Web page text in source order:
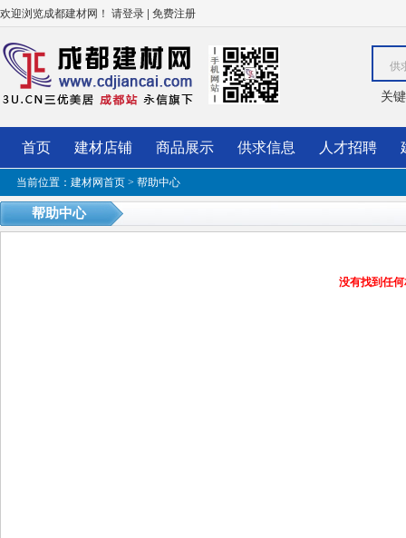
欢迎浏览成都建材网！ 请登录 | 免费注册
供
关
首页 建材店铺 商品展示 供求信息 人才招聘
当前位置： 建材网首页 > 帮助中心
帮助中心
没有找到任